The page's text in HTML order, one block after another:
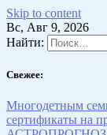
Skip to content
Вс, Авг 9, 2026
Найти:
Свежее:
Многодетным
сертификаты на